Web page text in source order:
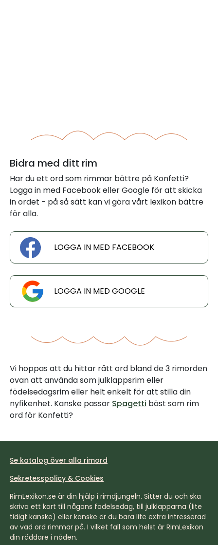
Bidra med ditt rim
Har du ett ord som rimmar bättre på Konfetti?
Logga in med Facebook eller Google för att skicka
in ordet - på så sätt kan vi göra vårt lexikon bättre
för alla.
LOGGA IN MED FACEBOOK
LOGGA IN MED GOOGLE
Vi hoppas att du hittar rätt ord bland de 3 rimorden
ovan att använda som julklappsrim eller
födelsedagsrim eller helt enkelt för att stilla din
nyfikenhet. Kanske passar Spagetti bäst som rim
ord för Konfetti?
Se katalog över alla rimord
Sekretesspolicy & Cookies
RimLexikon.se är din hjälp i rimdjungeln. Sitter du och ska
skriva ett kort till någons födelsedag, till julklapparna (lite
tidigt kanske) eller kanske är du bara lite extra intresserad
av vad ord rimmar på. I vilket fall som helst är RimLexikon
din räddare i nöden.